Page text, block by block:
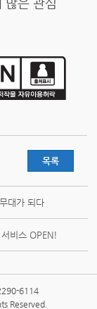
목록
대가 되다
비스 OPEN!
6114
Reserved.